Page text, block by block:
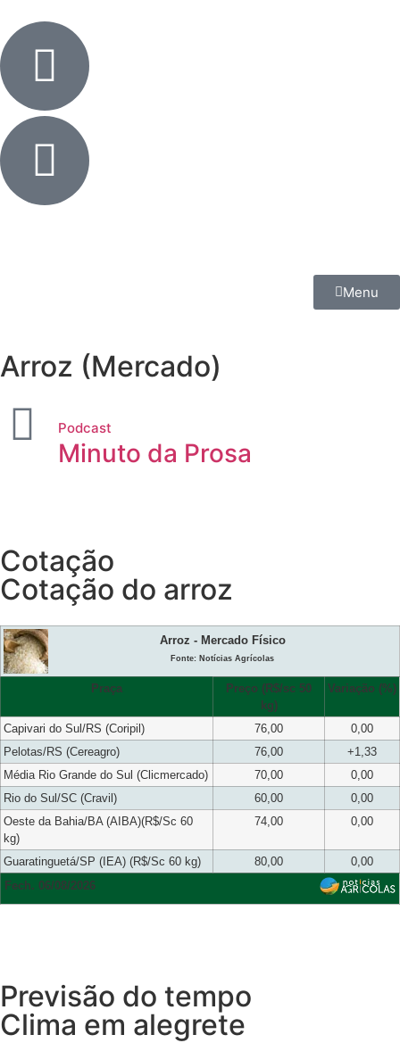
Menu
Arroz (Mercado)
Podcast
Minuto da Prosa
Cotação
Cotação do arroz
Arroz - Mercado Físico
Fonte: Notícias Agrícolas
Praça
Preço (R$/sc 50
kg)
Variação (%)
Capivari do Sul/RS (Coripil) 76,00
0,00
Pelotas/RS (Cereagro)
76,00
+1,33
Média Rio Grande do Sul (Clicmercado)
70,00
0,00
Rio do Sul/SC (Cravil)
60,00
0,00
Oeste da Bahia/BA (AIBA)(R$/Sc 60
kg)
74,00 0,00
Guaratinguetá/SP (IEA) (R$/Sc 60 kg) 80,00
0,00
Fech. 06/08/2026
Previsão do tempo
Clima em alegrete